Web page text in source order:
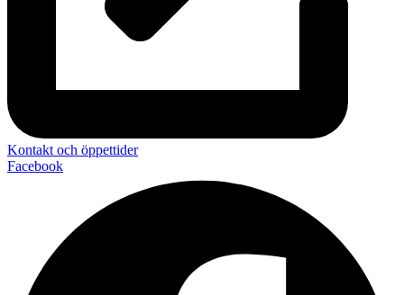
Kontakt och öppettider
Facebook